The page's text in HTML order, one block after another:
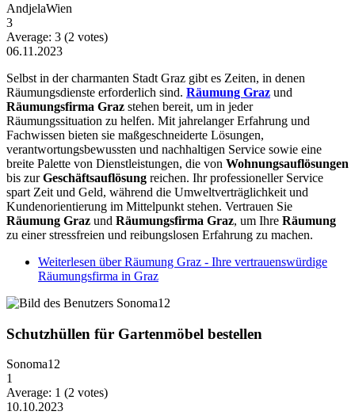
AndjelaWien
3
Average: 3 (2 votes)
06.11.2023
Selbst in der charmanten Stadt Graz gibt es Zeiten, in denen
Räumungsdienste erforderlich sind. Räumung Graz und
Räumungsfirma Graz stehen bereit, um in jeder
Räumungssituation zu helfen. Mit jahrelanger Erfahrung und
Fachwissen bieten sie maßgeschneiderte Lösungen,
verantwortungsbewussten und nachhaltigen Service sowie eine
breite Palette von Dienstleistungen, die von Wohnungsauflösungen
bis zurGeschäftsauflösung reichen. Ihr professioneller Service
spart Zeit und Geld, während die Umweltverträglichkeit und
Kundenorientierung im Mittelpunkt stehen. Vertrauen Sie
Räumung Graz und Räumungsfirma Graz, um Ihre Räumung
zu einer stressfreien und reibungslosen Erfahrung zu machen.
Weiterlesen über Räumung Graz - Ihre vertrauenswürdige
Räumungsfirma in Graz
Schutzhüllen für Gartenmöbel bestellen
Sonoma12
1
Average: 1 (2 votes)
10.10.2023